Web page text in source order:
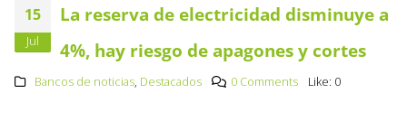
15
Jul
La reserva de electricidad disminuye a
4%, hay riesgo de apagones y cortes
Bancos de noticias, Destacados 0 Comments Like: 0